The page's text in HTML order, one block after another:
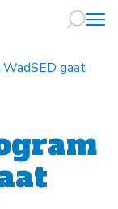
Naar
WadSED gaat